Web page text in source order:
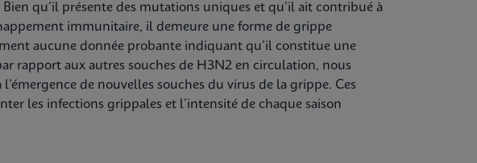
qu’il présente des mutations uniques et qu’il ait contribué à
immunitaire, il demeure une forme de grippe
aucune donnée probante indiquant qu’il constitue une
rapport aux autres souches de H3N2 en circulation, nous
de nouvelles souches du virus de la grippe. Ces
les infections grippales et l’intensité de chaque saison